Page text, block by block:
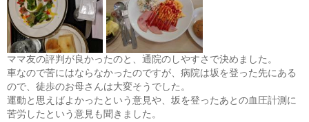
ママ友の評判が良かったのと、通院のしやすさで決めました。
車なので苦にはならなかったのですが、病院は坂を登った先にある
ので、徒歩のお母さんは大変そうでした。
運動と思えばよかったという意見や、坂を登ったあとの血圧計測に
苦労したという意見も聞きました。